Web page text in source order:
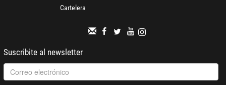
Cartelera
Suscribite al newsletter